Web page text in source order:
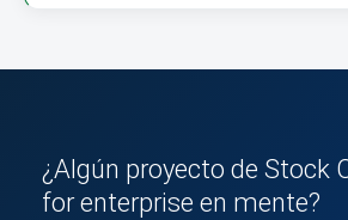
¿Algún proyecto de Stock
for enterprise en mente?